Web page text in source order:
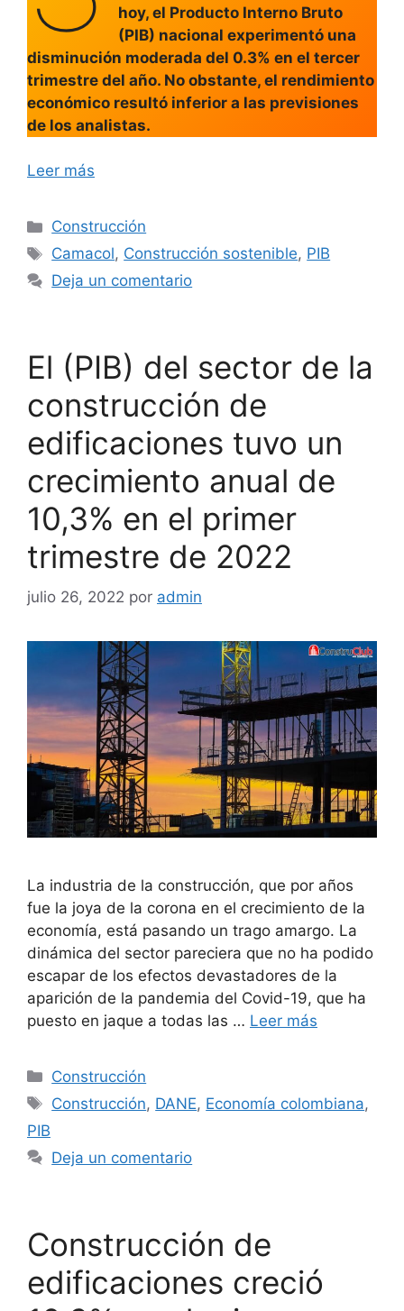
hoy, el Producto Interno Bruto
(PIB) nacional experimentó una
disminución moderada del 0.3% en el tercer
trimestre del año. No obstante, el rendimiento
económico resultó inferior a las previsiones
de los analistas.
Leer más
Categorías
Construcción
Etiquetas
Camacol, Construcción sostenible, PIB
Deja un comentario
El (PIB) del sector de la
construcción de
edificaciones tuvo un
crecimiento anual de
10,3% en el primer
trimestre de 2022
julio 26, 2022 por admin
La industria de la construcción, que por años
fue la joya de la corona en el crecimiento de la
economía, está pasando un trago amargo. La
dinámica del sector pareciera que no ha podido
escapar de los efectos devastadores de la
aparición de la pandemia del Covid-19, que ha
puesto en jaque a todas las … Leer más
Categorías
Construcción
Etiquetas
Construcción, DANE, Economía colombiana,
PIB
Deja un comentario
Construcción de
edificaciones creció